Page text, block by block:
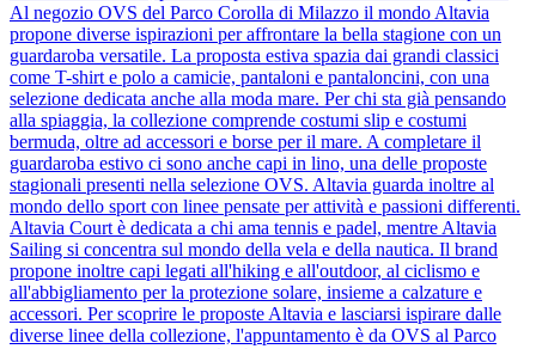
Al negozio OVS del Parco Corolla di Milazzo il mondo Altavia
propone diverse ispirazioni per affrontare la bella stagione con un
guardaroba versatile. La proposta estiva spazia dai grandi classici
come T-shirt e polo a camicie, pantaloni e pantaloncini, con una
selezione dedicata anche alla moda mare. Per chi sta già pensando
alla spiaggia, la collezione comprende costumi slip e costumi
bermuda, oltre ad accessori e borse per il mare. A completare il
guardaroba estivo ci sono anche capi in lino, una delle proposte
stagionali presenti nella selezione OVS. Altavia guarda inoltre al
mondo dello sport con linee pensate per attività e passioni differenti.
Altavia Court è dedicata a chi ama tennis e padel, mentre Altavia
Sailing si concentra sul mondo della vela e della nautica. Il brand
propone inoltre capi legati all'hiking e all'outdoor, al ciclismo e
all'abbigliamento per la protezione solare, insieme a calzature e
accessori. Per scoprire le proposte Altavia e lasciarsi ispirare dalle
diverse linee della collezione, l'appuntamento è da OVS al Parco